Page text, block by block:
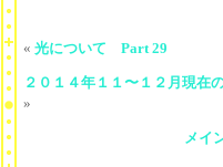
« 光について Part 29
２０１４年１１〜１２月現
»
メイ